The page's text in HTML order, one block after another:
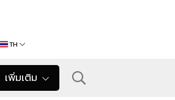
TH
เพิ่มเติม